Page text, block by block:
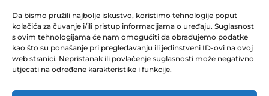
Da bismo pružili najbolje iskustvo, koristimo tehnologije poput
kolačića za čuvanje i/ili pristup informacijama o uređaju. Suglasnost
s ovim tehnologijama će nam omogućiti da obrađujemo podatke
kao što su ponašanje pri pregledavanju ili jedinstveni ID-ovi na ovoj
web stranici. Nepristanak ili povlačenje suglasnosti može negativno
utjecati na određene karakteristike i funkcije.
 +385 91 888 6406
 prodaja@ledaudio.hr